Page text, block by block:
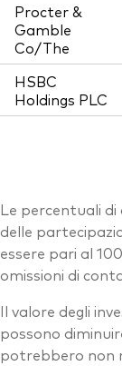
Procter &
Gamble
Co/The
HSBC
Holdings PLC
Le percentuali
delle
essere pari al
omissioni di
Il valore degli
possono
potrebbero non